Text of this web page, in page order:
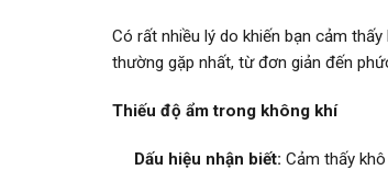
Có rất nhiều lý do khiến bạn cảm
thường gặp nhất, từ đơn giản đến
Thiếu độ ẩm trong không khí
Dấu hiệu nhận biết: Cảm thấy